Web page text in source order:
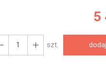
5
szt.